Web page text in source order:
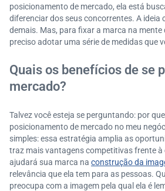
posicionamento de mercado, ela está
diferenciar dos seus concorrentes. A ideia
demais. Mas, para fixar a marca na mente
preciso adotar uma série de medidas que
Quais os benefícios de se
mercado?
Talvez você esteja se perguntando: por
posicionamento de mercado no meu
simples: essa estratégia amplia as
traz mais vantagens competitivas frente à
ajudará sua marca na construção da
relevância que ela tem para as pessoas.
preocupa com a imagem pela qual ela é